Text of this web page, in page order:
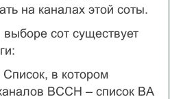
на каналах этой соты.
сот существует
Список, в котором
BCCH – список BA